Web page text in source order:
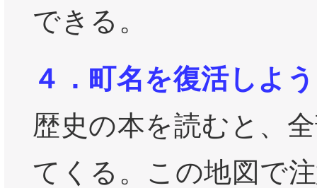
できる。
４．町名を復活しよう
歴史の本を読むと、
てくる。この地図で